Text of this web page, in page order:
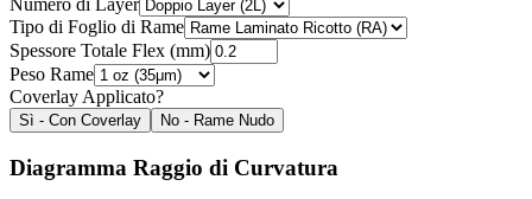
Tipo di Foglio di Rame
Spessore Totale Flex (mm)
Peso Rame
Coverlay Applicato?
Sì - Con Coverlay No - Rame Nudo
Diagramma Raggio di Curvatura